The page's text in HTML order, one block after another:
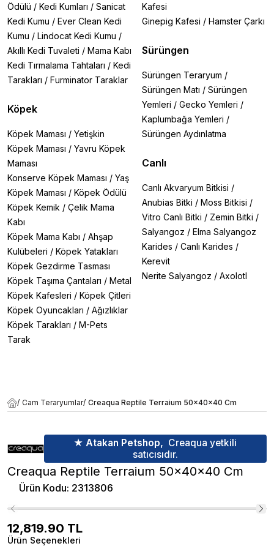
Ödülü / Kedi Kumları / Sanicat
Kedi Kumu / Ever Clean Kedi
Kumu / Lindocat Kedi Kumu /
Akıllı Kedi Tuvaleti / Mama Kabı
Kedi Tırmalama Tahtaları / Kedi
Tarakları / Furminator Taraklar
Köpek
Köpek Maması / Yetişkin
Köpek Maması / Yavru Köpek
Maması
Konserve Köpek Maması / Yaş
Köpek Maması / Köpek Ödülü
Köpek Kemik / Çelik Mama
Kabı
Köpek Mama Kabı / Ahşap
Kulübeleri / Köpek Yatakları
Köpek Gezdirme Tasması
Köpek Taşıma Çantaları / Metal
Köpek Kafesleri / Köpek Çitleri
Köpek Oyuncakları / Ağızlıklar
Köpek Tarakları / M-Pets
Tarak
Kafesi
Ginepig Kafesi / Hamster Çarkı
Sürüngen
Sürüngen Teraryum /
Sürüngen Matı / Sürüngen
Yemleri / Gecko Yemleri /
Kaplumbağa Yemleri /
Sürüngen Aydınlatma
Canlı
Canlı Akvaryum Bitkisi /
Anubias Bitki / Moss Bitkisi /
Vitro Canlı Bitki / Zemin Bitki /
Salyangoz / Elma Salyangoz
Karides / Canlı Karides /
Kerevit
Nerite Salyangoz / Axolotl
/ Cam Teraryumlar/ Creaqua Reptile Terraium 50x40x40 Cm
★ Atakan Petshop, Creaqua yetkili
satıcısıdır.
Creaqua Reptile Terraium 50x40x40 Cm
Ürün Kodu: 2313806
12,819.90 TL
Ürün Seçenekleri